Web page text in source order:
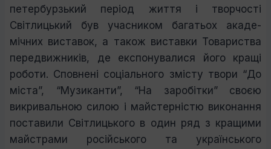
петербурзький період життя і творчості
Світлицький був учасником багатьох акаде­
мічних виставок, а також виставки Товариства
передвижників, де експонувалися його кращі
роботи. Сповнені соціального змісту твори “До
міста”, “Музиканти”, “На заробітки” своєю
викри­вальною силою і майстерністю виконання
поставили Світлицького в один ряд з кращими
майстрами російського та українського